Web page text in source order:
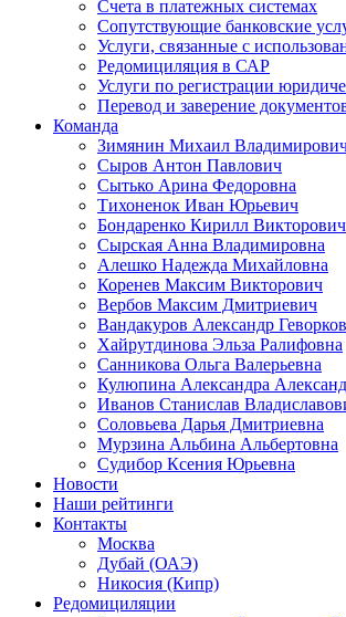
Счета в платежных системах
Сопутствующие банковские
Услуги, связанные с
Редомициляция в САР
Услуги по регистрации
Перевод и заверение
Команда
Зимянин Михаил
Сыров Антон Павлович
Сытько Арина Федоровна
Тихоненок Иван Юрьевич
Бондаренко Кирилл Викторович
Сырская Анна Владимировна
Алешко Надежда Михайловна
Коренев Максим Викторович
Вербов Максим Дмитриевич
Вандакуров Александр
Хайрутдинова Эльза Ралифовна
Санникова Ольга Валерьевна
Кулюпина Александра
Иванов Станислав
Соловьева Дарья Дмитриевна
Мурзина Альбина Альбертовна
Судибор Ксения Юрьевна
Новости
Наши рейтинги
Контакты
Москва
Дубай (ОАЭ)
Никосия (Кипр)
Редомициляции